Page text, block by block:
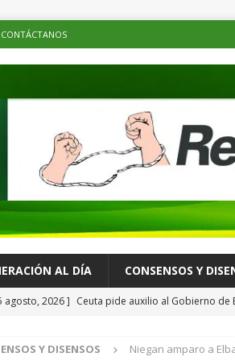
CONTÁCTANOS
AL DÍA CONSENSOS Y
agosto, 2026 ] Ceuta pide auxilio al Gobierno
agosto, 2026 ] Ray Chagoya recorre Loma
Y DISENSOS
Niegan amparo a